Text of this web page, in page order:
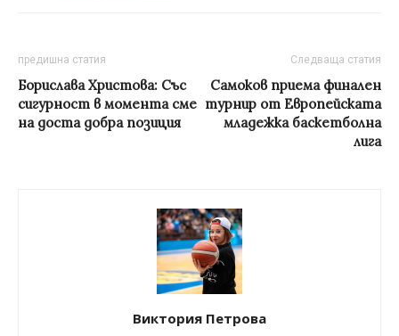
предишна статия
Борислава Христова: Със
сигурност в момента сме
на доста добра позиция
Следваща статия
Самоков приема финален
турнир от Европейската
младежка баскетболна
лига
Виктория Петрова